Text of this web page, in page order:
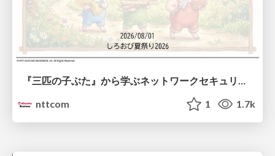
『三匹の子ぶた』から学ぶネットワークセキュリティの昔と今 / Network Security: Then and Now Through the Lens of The Three Little Pigs
nttcom
1 1.7k